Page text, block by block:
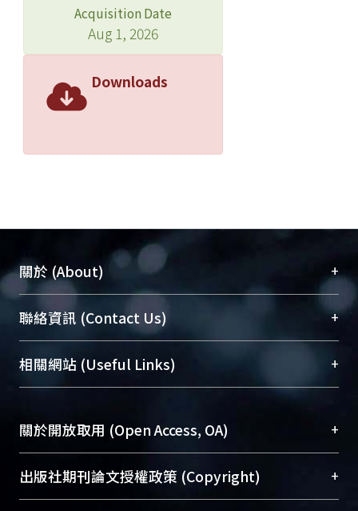
Acquisition Date
Aug 1, 2026
Downloads
關於 (About) +
臺大位居世界頂尖大學之列，為永久珍藏及向國際
展現本校豐碩的研究成果及學術能量，圖書館整合
機構典藏（NTUR）與學術庫（AH）不同功能平
台，成為臺大學術典藏NTU scholars。期能整合研
究能量、促進交流合作、保存學術產出、推廣研究
成果。
To permanently archive and promote researcher
profiles and scholarly works, Library integrates the
services of “NTU Repository” with “Academic
聯絡資訊 (Contact Us) +
總館學科館員(Main Library)
醫學圖書館學科館員(Medical Library)
(Social
Sciences Library)
相關網站 (Useful Links) +
關於開放取用 (Open Access, OA) +
開放取用是從使用者角度提升資訊取用性的社會運
動，應用在學術研究上是透過將研究著作公開供使
出版社期刊論文授權政策 (Copyright) +